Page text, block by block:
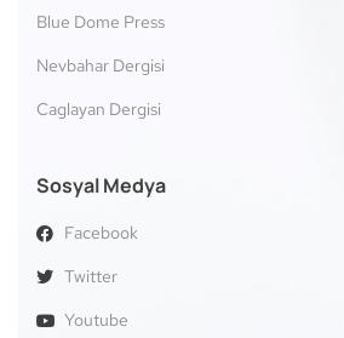
Blue Dome Press
Nevbahar Dergisi
Caglayan Dergisi
Sosyal Medya
Facebook
Twitter
Youtube